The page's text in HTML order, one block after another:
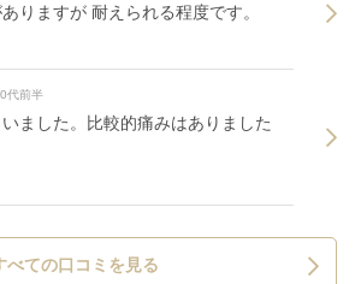
りますが 耐えられる程度です。
代前半
ました。比較的痛みはありました
べての口コミを見る